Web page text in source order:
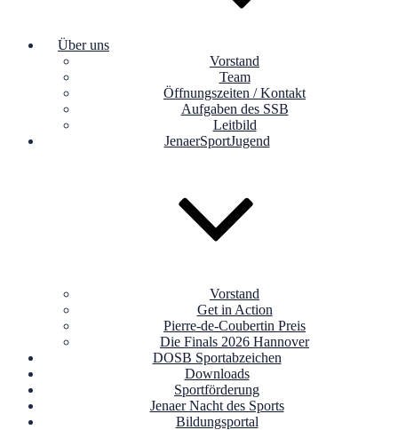
Über uns
Vorstand
Team
Öffnungszeiten / Kontakt
Aufgaben des SSB
Leitbild
JenaerSportJugend
Vorstand
Get in Action
Pierre-de-Coubertin Preis
Die Finals 2026 Hannover
DOSB Sportabzeichen
Downloads
Sportförderung
Jenaer Nacht des Sports
Bildungsportal